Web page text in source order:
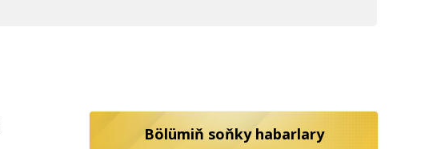
Bölümiň soňky habarlary